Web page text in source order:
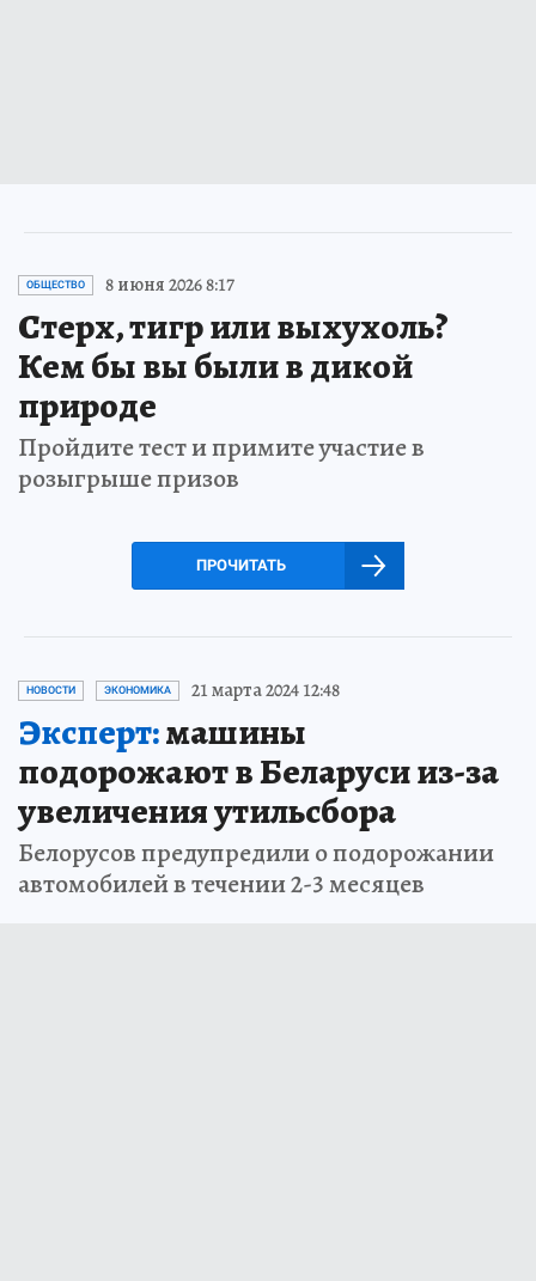
ОБЩЕСТВО 8 июня 2026 8:17
Стерх, тигр или выхухоль?
Кем бы вы были в дикой
природе
Пройдите тест и примите участие в
розыгрыше призов
ПРОЧИТАТЬ
НОВОСТИ ЭКОНОМИКА 21 марта 2024 12:48
Эксперт:машины
подорожают в Беларуси из-за
увеличения утильсбора
Белорусов предупредили о подорожании
автомобилей в течении 2-3 месяцев